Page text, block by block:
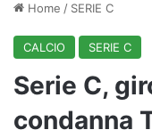
Home / SERIE C
CALCIO SERIE C
Serie C,
condanna